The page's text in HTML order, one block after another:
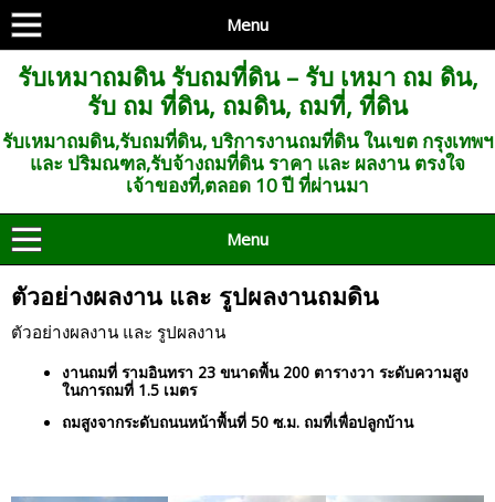
Menu
รับเหมาถมดิน รับถมที่ดิน – รับ เหมา ถม ดิน,
รับ ถม ที่ดิน, ถมดิน, ถมที่, ที่ดิน
รับเหมาถมดิน,รับถมที่ดิน, บริการงานถมที่ดิน ในเขต กรุงเทพฯ
และ ปริมณฑล,รับจ้างถมที่ดิน ราคา และ ผลงาน ตรงใจ
เจ้าของที่,ตลอด 10 ปี ที่ผ่านมา
Menu
ตัวอย่างผลงาน และ รูปผลงานถมดิน
ตัวอย่างผลงาน และ รูปผลงาน
งานถมที่ รามอินทรา 23 ขนาดพื้น 200 ตารางวา ระดับความสูง
ในการถมที่ 1.5 เมตร
ถมสูงจากระดับถนนหน้าพื้นที่ 50 ซ.ม. ถมที่เพื่อปลูกบ้าน